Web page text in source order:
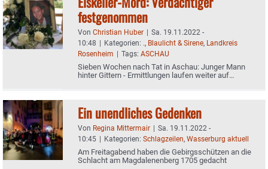
festgenommen
Von Christian Huber | Sa. 19.11.2022 -
10:48 | Kategorien: ., Blaulicht & Sirene, Landkreis
Rosenheim | Tags: ASCHAU
Sieben Wochen nach Tat in Aschau: Junger Mann
hinter Gittern - Ermittlungen laufen weiter auf
Ein unendliches Gedenken
Von Regina Mittermair | Sa. 19.11.2022 -
10:45 | Kategorien: Schlagzeilen, Wasserburg aktuell
Am Freitagabend haben die Gebirgsschützen an die
Schlacht am Magdalenenberg 1705 gedacht